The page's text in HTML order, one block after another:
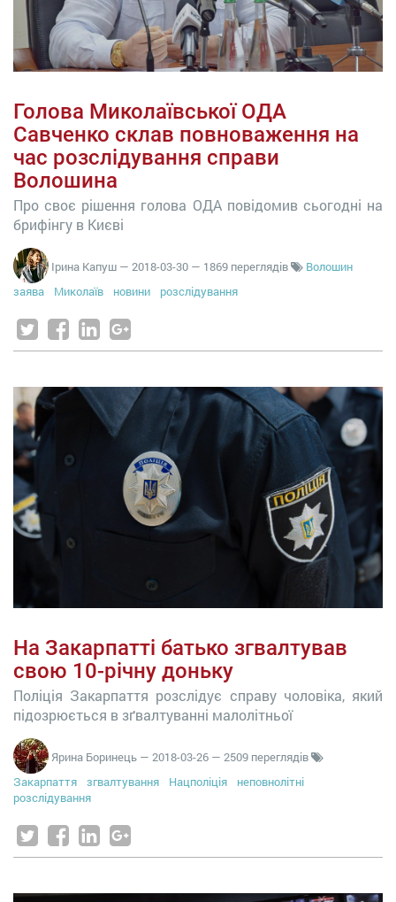
Голова Миколаївської ОДА
Савченко склав повноваження на
час розслідування справи
Волошина
Про своє рішення голова ОДА повідомив сьогодні на
брифінгу в Києві
Ірина Капуш — 2018-03-30 — 1869 переглядів
Волошин
заява
Миколаїв новини розслідування
На Закарпатті батько згвалтував
свою 10-річну доньку
Поліція Закарпаття розслідує справу чоловіка, який
підозрюється в зґвалтуванні малолітньої
Ярина Боринець — 2018-03-26 — 2509 переглядів
Закарпаття
згвалтування Нацполіція
неповнолітні
розслідування